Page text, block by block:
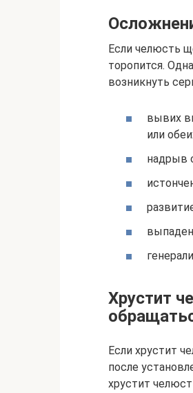
Если челюсть
торопится.
возникнуть
вывих
или
надрыв
Хрустит
Если хрустит
после
хрустит